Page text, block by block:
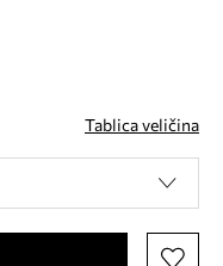
Tablica veličina